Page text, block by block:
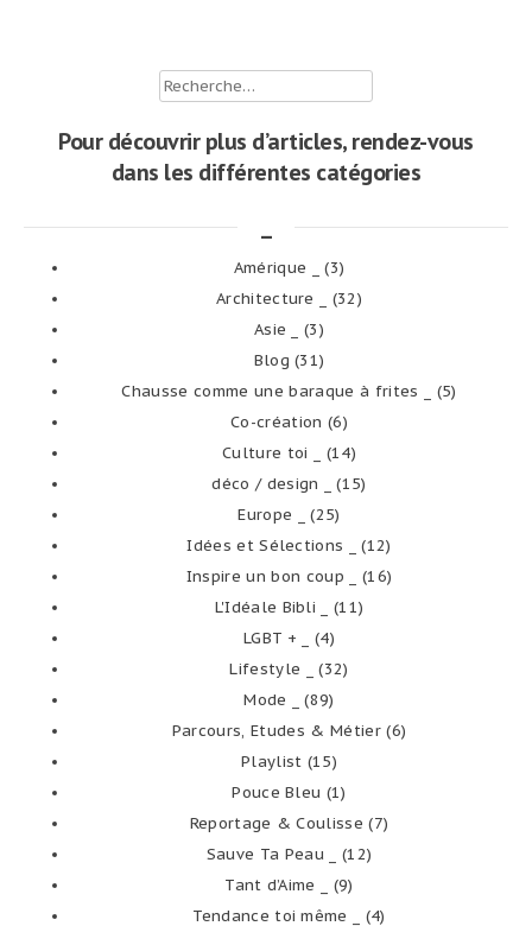
Rechercher :
Pour découvrir plus d’articles, rendez-vous
dans les différentes catégories
Amérique _
(3)
Architecture _
(32)
Asie _
(3)
Blog (31)
Chausse comme une baraque à frites _
(5)
Co-création (6)
Culture toi _
(14)
déco / design _
(15)
Europe _
(25)
Idées et Sélections _
(12)
Inspire un bon coup _
(16)
L'Idéale Bibli _
(11)
LGBT + _
(4)
Lifestyle _
(32)
Mode _
(89)
Parcours, Etudes & Métier(6)
Playlist (15)
Pouce Bleu (1)
Reportage & Coulisse (7)
Sauve Ta Peau _
(12)
Tant d’Aime _
(9)
Tendance toi même _
(4)